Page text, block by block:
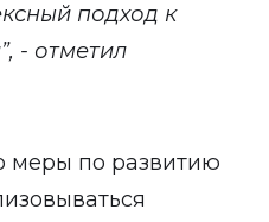
подход к
- отметил
меры по развитию